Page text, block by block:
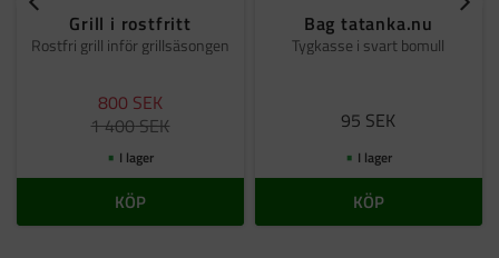
Grill i rostfritt
Rostfri grill inför grillsäsongen
800 SEK
1 400SEK
I lager
KÖP
Bag tatanka.nu
Tygkasse i svart bomull
95 SEK
I lager
KÖP